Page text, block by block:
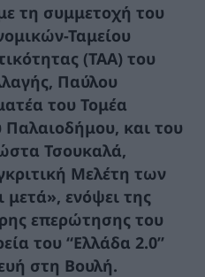
τη συμμετοχή του
Ταμείου
(ΤΑΑ) του
Παύλου
του Τομέα
και του
Τσουκαλά,
Μελέτη των
μετά», ενόψει της
επερώτησης του
του “Ελλάδα 2.0”
στη Βουλή.